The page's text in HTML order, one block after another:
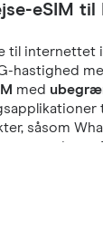
eSIM til
til internettet i
hastighed
med
såsom